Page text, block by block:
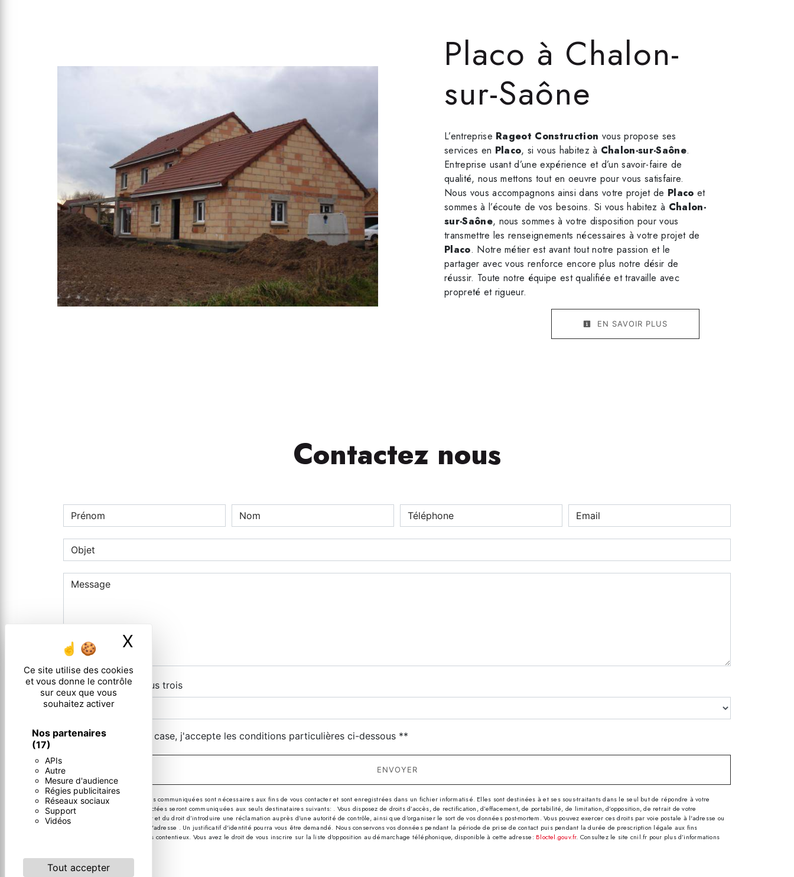
Ce site utilise des cookies
et vous donne le contrôle
sur ceux que vous
souhaitez activer
Nos partenaires
(17)
APIs
Autre
Mesure d'audience
Régies publicitaires
Réseaux sociaux
Support
Vidéos
Tout accepter
X
Placo à Chalon-
sur-Saône
L’entreprise Rageot Construction vous propose ses
services en Placo, si vous habitez à Chalon-sur-Saône.
Entreprise usant d’une expérience et d’un savoir-faire de
qualité, nous mettons tout en oeuvre pour vous satisfaire.
Nous vous accompagnons ainsi dans votre projet de Placo et
sommes à l’écoute de vos besoins. Si vous habitez à Chalon-
sur-Saône, nous sommes à votre disposition pour vous
transmettre les renseignements nécessaires à votre projet de
Placo. Notre métier est avant tout notre passion et le
partager avec vous renforce encore plus notre désir de
réussir. Toute notre équipe est qualifiée et travaille avec
propreté et rigueur.
EN SAVOIR PLUS
Contactez nous
Combien font un plus trois
En cochant cette case, j'accepte les conditions particulières ci-dessous **
ENVOYER
** Les données personnelles communiquées sont nécessaires aux fins de vous contacter et sont enregistrées dans un fichier informatisé. Elles sont destinées à et ses sous-traitants dans le seul but de répondre à votre
message. Les données collectées seront communiquées aux seuls destinataires suivants: . Vous disposez de droits d’accès, de rectification, d’effacement, de portabilité, de limitation, d’opposition, de retrait de votre
consentement à tout moment et du droit d’introduire une réclamation auprès d’une autorité de contrôle, ainsi que d’organiser le sort de vos données post-mortem. Vous pouvez exercer ces droits par voie postale à l'adresse ou
par courrier électronique à l'adresse . Un justificatif d'identité pourra vous être demandé. Nous conservons vos données pendant la période de prise de contact puis pendant la durée de prescription légale aux fins
probatoires et de gestion des contentieux. Vous avez le droit de vous inscrire sur la liste d'opposition au démarchage téléphonique, disponible à cette adresse: Bloctel.gouv.fr. Consultez le site cnil.fr pour plus d’informations